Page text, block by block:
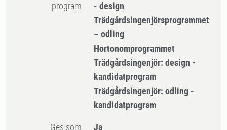
program
- design
Trädgårdsingenjörsprogrammet
– odling
Hortonomprogrammet
Trädgårdsingenjör: design -
kandidatprogram
Trädgårdsingenjör: odling -
kandidatprogram
Ges som Ja